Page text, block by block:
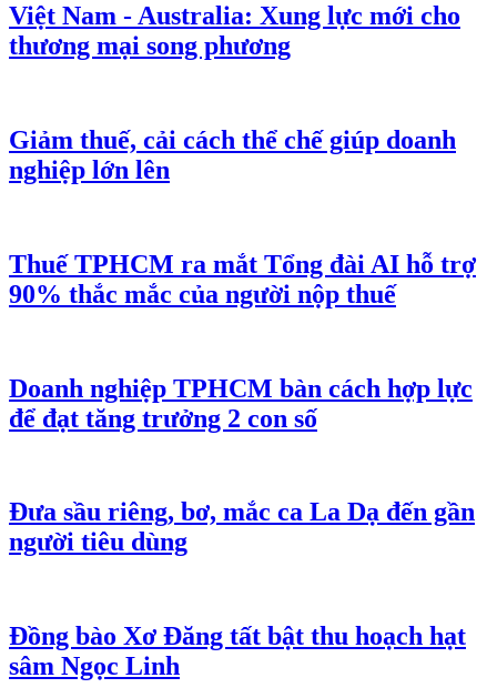
Việt Nam - Australia: Xung lực mới cho
thương mại song phương
Giảm thuế, cải cách thể chế giúp doanh
nghiệp lớn lên
Thuế TPHCM ra mắt Tổng đài AI hỗ trợ
90% thắc mắc của người nộp thuế
Doanh nghiệp TPHCM bàn cách hợp lực
để đạt tăng trưởng 2 con số
Đưa sầu riêng, bơ, mắc ca La Dạ đến gần
người tiêu dùng
Đồng bào Xơ Đăng tất bật thu hoạch hạt
sâm Ngọc Linh